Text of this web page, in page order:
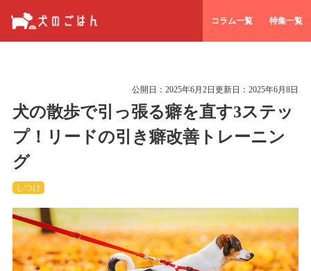
コラム一覧 特集一覧
公開日：2025年6月2日更新日：2025年6月8日
犬の散歩で引っ張る癖を直す3ステッ
プ！リードの引き癖改善トレーニン
グ
しつけ